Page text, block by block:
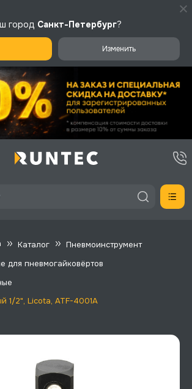
город Санкт-Петербург?
Изменить
Каталог
Пневмоинструмент
для пневмогайковёртов
1/2", Licota, ATF-4001A